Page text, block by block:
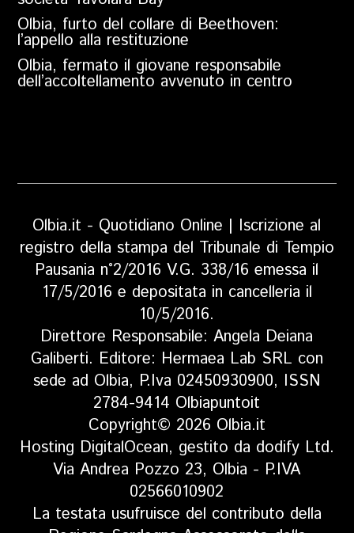
Olbia, furto del collare di Beethoven:
l’appello alla restituzione
Olbia, fermato il giovane responsabile
dell’accoltellamento avvenuto in centro
Olbia.it - Quotidiano Online | Iscrizione al
registro della stampa del Tribunale di Tempio
Pausania n°2/2016 V.G. 338/16 emessa il
17/5/2016 e depositata in cancelleria il
10/5/2016.
Direttore Responsabile: Angela Deiana
Galiberti. Editore: Hermaea Lab SRL con
sede ad Olbia, P.Iva 02450930900, ISSN
2784-9414 Olbiapuntoit
Copyright© 2026 Olbia.it
Hosting DigitalOcean, gestito da dodify Ltd.
Via Andrea Pozzo 23, Olbia - P.IVA
02566010902
La testata usufruisce del contributo della